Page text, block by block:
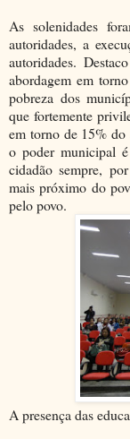
As solenidades
autoridades, a
autoridades.
abordagem em
pobreza dos
que fortemente
em torno de 15% do
o poder municipal
cidadão sempre,
mais próximo do
pelo povo.
A presença das